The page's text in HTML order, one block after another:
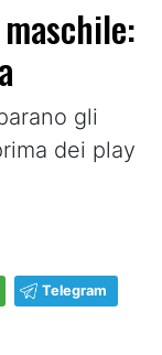
gli
dei play
Telegram